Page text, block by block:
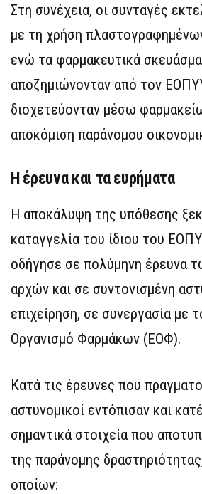
Στη συνέχεια, οι συνταγές
με τη χρήση
ενώ τα φαρμακευτικά
αποζημιώνονταν από τον
διοχετεύονταν μέσω
αποκόμιση παράνομου
Η έρευνα και τα ευρήματα
Η αποκάλυψη της υπόθεσης
καταγγελία του ίδιου του
οδήγησε σε πολύμηνη έρευνα
αρχών και σε συντονισμένη
επιχείρηση, σε συνεργασία με
Οργανισμό Φαρμάκων (ΕΟΦ).
Κατά τις έρευνες που
αστυνομικοί εντόπισαν και
σημαντικά στοιχεία που
της παράνομης
οποίων: